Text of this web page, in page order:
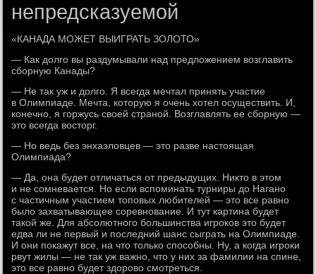
непредсказуемой
«КАНАДА МОЖЕТ ВЫИГРАТЬ ЗОЛОТО»
— Как долго вы раздумывали над предложением возглавить
сборную Канады?
— Не так уж и долго. Я всегда мечтал принять участие
в Олимпиаде. Мечта, которую я очень хотел осуществить. И,
конечно, я горжусь своей страной. Возглавлять ее сборную —
это всегда восторг.
— Но ведь без энхаэловцев — это разве настоящая
Олимпиада?
— Да, она будет отличаться от предыдущих. Никто в этом
и не сомневается. Но если вспоминать турниры до Нагано
с частичным участием топовых любителей — это все равно
было захватывающее соревнование. И тут картина будет
такой же. Для абсолютного большинства игроков это будет
едва ли не первый и последний шанс сыграть на Олимпиаде.
И они покажут все, на что только способны. Ну, а когда игроки
рвут жилы — не так уж важно, что у них за фамилии на спине,
это все равно будет здорово смотреться.